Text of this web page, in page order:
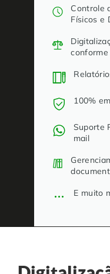
Controle
Físicos e
100%
Suporte
mail
E muito